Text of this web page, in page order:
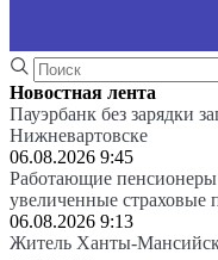
Новостная лента
Пауэрбанк без зарядки
Нижневартовске
06.08.2026 9:45
Работающие
увеличенные страховые
06.08.2026 9:13
Житель Ханты-